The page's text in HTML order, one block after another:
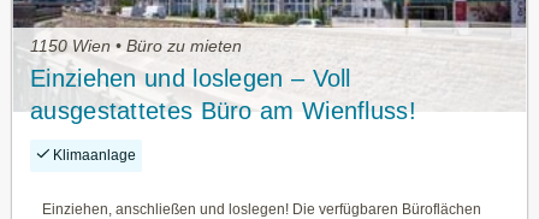
1150 Wien • Büro zu mieten
Einziehen und loslegen – Voll
ausgestattetes Büro am Wienfluss!
Klimaanlage
Einziehen, anschließen und loslegen! Die verfügbaren Büroflächen